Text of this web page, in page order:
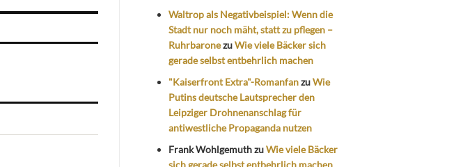
Waltrop als Negativbeispiel: Wenn die
Stadt nur noch mäht, statt zu pflegen –
RuhrbaronezuWie viele Bäcker sich
gerade selbst entbehrlich machen
"Kaiserfront Extra"-RomanfanzuWie
Putins deutsche Lautsprecher den
Leipziger Drohnenanschlag für
antiwestliche Propaganda nutzen
Frank WohlgemuthzuWie viele Bäcker
sich gerade selbst entbehrlich machen